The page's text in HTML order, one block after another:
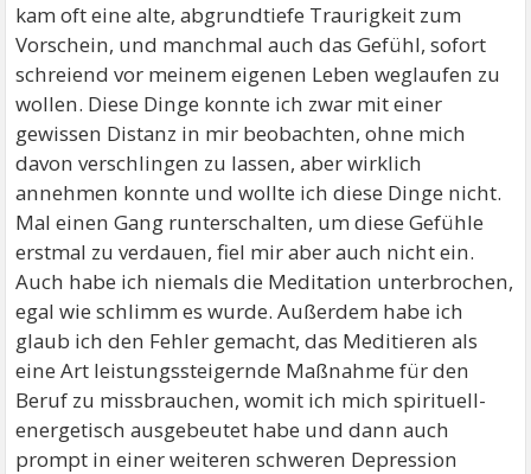
kam oft eine alte, abgrundtiefe Traurigkeit zum
Vorschein, und manchmal auch das Gefühl, sofort
schreiend vor meinem eigenen Leben weglaufen zu
wollen. Diese Dinge konnte ich zwar mit einer
gewissen Distanz in mir beobachten, ohne mich
davon verschlingen zu lassen, aber wirklich
annehmen konnte und wollte ich diese Dinge nicht.
Mal einen Gang runterschalten, um diese Gefühle
erstmal zu verdauen, fiel mir aber auch nicht ein.
Auch habe ich niemals die Meditation unterbrochen,
egal wie schlimm es wurde. Außerdem habe ich
glaub ich den Fehler gemacht, das Meditieren als
eine Art leistungssteigernde Maßnahme für den
Beruf zu missbrauchen, womit ich mich spirituell-
energetisch ausgebeutet habe und dann auch
prompt in einer weiteren schweren Depression